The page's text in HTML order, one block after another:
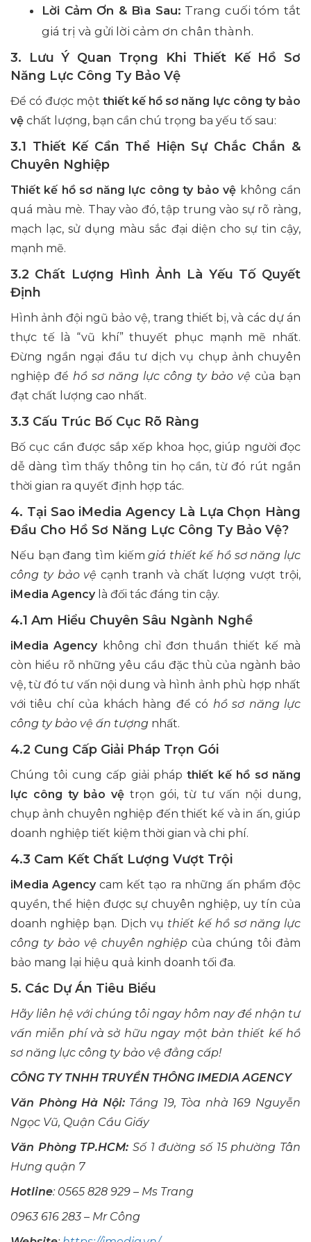
Lời Cảm Ơn & Bìa Sau: Trang cuối tóm tắt
giá trị và gửi lời cảm ơn chân thành.
3. Lưu Ý Quan Trọng Khi Thiết Kế Hồ Sơ
Năng Lực Công Ty Bảo Vệ
Để có được một thiết kế hồ sơ năng lực công ty bảo
vệ chất lượng, bạn cần chú trọng ba yếu tố sau:
3.1 Thiết Kế Cần Thể Hiện Sự Chắc Chắn &
Chuyên Nghiệp
Thiết kế hồ sơ năng lực công ty bảo vệ không cần
quá màu mè. Thay vào đó, tập trung vào sự rõ ràng,
mạch lạc, sử dụng màu sắc đại diện cho sự tin cậy,
mạnh mẽ.
3.2 Chất Lượng Hình Ảnh Là Yếu Tố Quyết
Định
Hình ảnh đội ngũ bảo vệ, trang thiết bị, và các dự án
thực tế là “vũ khí” thuyết phục mạnh mẽ nhất.
Đừng ngần ngại đầu tư dịch vụ chụp ảnh chuyên
nghiệp để hồ sơ năng lực công ty bảo vệ của bạn
đạt chất lượng cao nhất.
3.3 Cấu Trúc Bố Cục Rõ Ràng
Bố cục cần được sắp xếp khoa học, giúp người đọc
dễ dàng tìm thấy thông tin họ cần, từ đó rút ngắn
thời gian ra quyết định hợp tác.
4. Tại Sao iMedia Agency Là Lựa Chọn Hàng
Đầu Cho Hồ Sơ Năng Lực Công Ty Bảo Vệ?
Nếu bạn đang tìm kiếmgiá thiết kế hồ sơ năng lực
công ty bảo vệ cạnh tranh và chất lượng vượt trội,
iMedia Agencylà đối tác đáng tin cậy.
4.1 Am Hiểu Chuyên Sâu Ngành Nghề
iMedia Agencykhông chỉ đơn thuần thiết kế mà
còn hiểu rõ những yêu cầu đặc thù của ngành bảo
vệ, từ đó tư vấn nội dung và hình ảnh phù hợp nhất
với tiêu chí của khách hàng để có hồ sơ năng lực
công ty bảo vệ ấn tượng nhất.
4.2 Cung Cấp Giải Pháp Trọn Gói
Chúng tôi cung cấp giải phápthiết kế hồ sơ năng
lực công ty bảo vệ trọn gói, từ tư vấn nội dung,
chụp ảnh chuyên nghiệp đến thiết kế và in ấn, giúp
doanh nghiệp tiết kiệm thời gian và chi phí.
4.3 Cam Kết Chất Lượng Vượt Trội
iMedia Agencycam kết tạo ra những ấn phẩm độc
quyền, thể hiện được sự chuyên nghiệp, uy tín của
doanh nghiệp bạn. Dịch vụ thiết kế hồ sơ năng lực
công ty bảo vệ chuyên nghiệpcủa chúng tôi đảm
bảo mang lại hiệu quả kinh doanh tối đa.
5. Các Dự Án Tiêu Biểu
Hãy liên hệ với chúng tôi ngay hôm nay để nhận tư
vấn miễn phí và sở hữu ngay một bản thiết kế hồ
sơ năng lực công ty bảo vệ đẳng cấp!
CÔNG TY TNHH TRUYỀN THÔNG IMEDIA AGENCY
Văn Phòng Hà Nội: Tầng 19, Tòa nhà 169 Nguyễn
Ngọc Vũ, Quận Cầu Giấy
Văn Phòng TP.HCM: Số 1 đường số 15 phường Tân
Hưng quận 7
Hotline: 0565 828 929 – Ms Trang
0963 616 283 – Mr Công